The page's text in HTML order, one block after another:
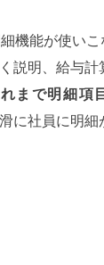
機能が使い
説明、給与
まで明細項
に社員に明細